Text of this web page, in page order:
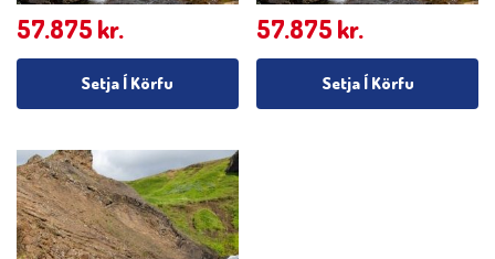
57.875 kr.
Setja Í Körfu
57.875 kr.
Setja Í Körfu